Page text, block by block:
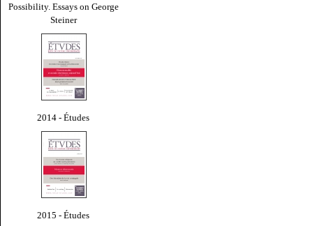
Possibility. Essays on George
Steiner
2014 - Études
2015 - Études